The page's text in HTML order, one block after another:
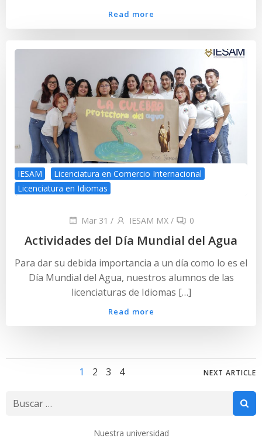
Read more
IESAM
Licenciatura en Comercio Internacional
Licenciatura en Idiomas
Mar 31 / IESAM MX / 0
Actividades del Día Mundial del Agua
Para dar su debida importancia a un día como lo es el
Día Mundial del Agua, nuestros alumnos de las
licenciaturas de Idiomas […]
Read more
Navegación
por
Página
1 Página
2 Página
3 Página
4
por
NEXT ARTICLE
Buscar:
Nuestra universidad